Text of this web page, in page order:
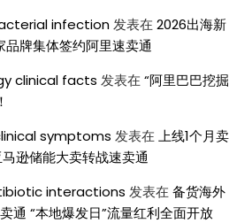
infection发表在 2026出海新
牌集体签约阿里速卖通
clinical facts 发表在 “阿里巴巴挖掘
symptoms 发表在 上线1个月卖
逊储能大卖转战速卖通
interactions 发表在 备货海外
通 “本地爆发日”流量红利全面开放